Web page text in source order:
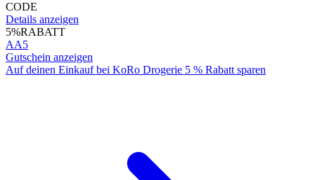
CODE
Details anzeigen
5%RABATT
AA5
Gutschein anzeigen
Auf deinen Einkauf bei KoRo Drogerie 5 % Rabatt sparen